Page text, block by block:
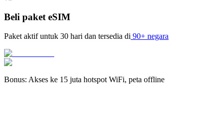
Beli paket eSIM
Paket aktif untuk 30 hari dan tersedia di 90+ negara
Bonus: Akses ke 15 juta hotspot WiFi, peta offline